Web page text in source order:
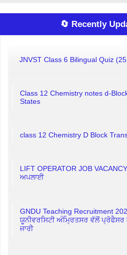
🔄 Recently
JNVST Class 6 Bilingual Quiz
Class 12 Chemistry notes d-
States
class 12 Chemistry D Block
LIFT OPERATOR JOB
ਅਪਲਾਈ
GNDU Teaching Recruitment
ਯੂਨੀਵਰਸਿਟੀ ਅੰਮ੍ਰਿਤਸਰ ਵੱਲੋਂ
ਜਾਰੀ